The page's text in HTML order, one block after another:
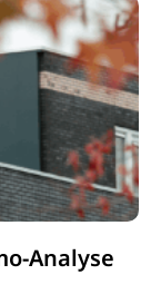
Analyse